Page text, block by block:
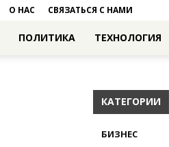
О НАС СВЯЗАТЬСЯ С НАМИ
ПОЛИТИКА ТЕХНОЛОГИЯ
КАТЕГОРИИ
БИЗНЕС